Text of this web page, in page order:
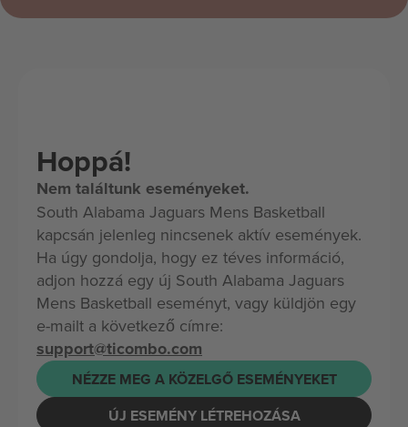
Hoppá!
Nem találtunk eseményeket.
South Alabama Jaguars Mens Basketball
kapcsán jelenleg nincsenek aktív események.
Ha úgy gondolja, hogy ez téves információ,
adjon hozzá egy új South Alabama Jaguars
Mens Basketball eseményt, vagy küldjön egy
e-mailt a következő címre:
support@ticombo.com
NÉZZE MEG A KÖZELGŐ ESEMÉNYEKET
ÚJ ESEMÉNY LÉTREHOZÁSA